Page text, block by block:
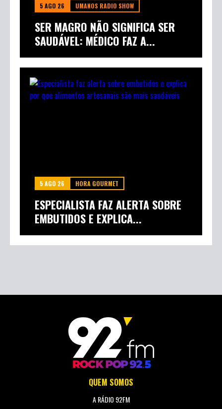
5 AGO 26 UMANOS RADIO SHOW
SER MAGRO NÃO SIGNIFICA SER
SAUDÁVEL: MÉDICO FAZ A...
5 AGO 26 HORA GOURMET
ESPECIALISTA FAZ ALERTA SOBRE
EMBUTIDOS E EXPLICA...
QUEM SOMOS
A RÁDIO 92FM